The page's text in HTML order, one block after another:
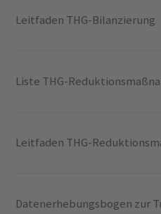
Leitfaden THG-Bilanzierung
Liste THG-
Leitfaden THG-
Datenerhebungsbogen zur